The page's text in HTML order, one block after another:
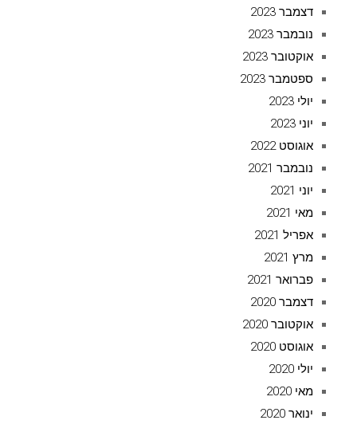
דצמבר 2023
נובמבר 2023
אוקטובר 2023
ספטמבר 2023
יולי 2023
יוני 2023
אוגוסט 2022
נובמבר 2021
יוני 2021
מאי 2021
אפריל 2021
מרץ 2021
פברואר 2021
דצמבר 2020
אוקטובר 2020
אוגוסט 2020
יולי 2020
מאי 2020
ינואר 2020